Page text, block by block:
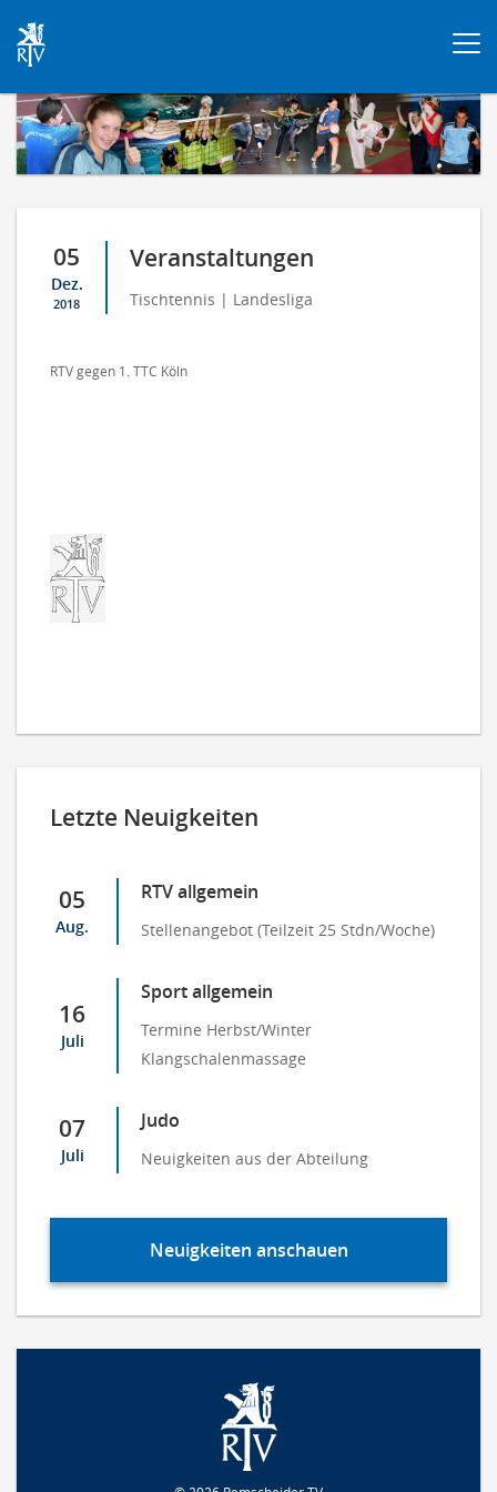
05
Dez.
2018
Veranstaltungen
Tischtennis | Landesliga
RTV gegen 1. TTC Köln
Letzte Neuigkeiten
05
Aug.
RTV allgemein
Stellenangebot (Teilzeit 25 Stdn/Woche)
16
Juli
Sport allgemein
Termine Herbst/Winter
Klangschalenmassage
07
Juli
Judo
Neuigkeiten aus der Abteilung
Neuigkeiten anschauen